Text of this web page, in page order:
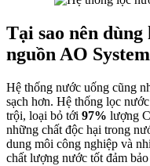
Tại sao nên
nguồn AO
Hệ thống nước uống cũng
sạch hơn. Hệ thống lọc
trội, loại bỏ tới 97% lượng
những chất độc hại trong
dung môi công nghiệp và
chất lượng nước tốt đảm